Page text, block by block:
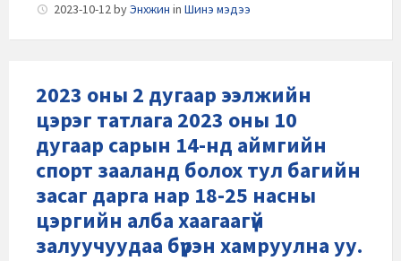
2023-10-12byЭнхжин in Шинэ мэдээ
2023 оны 2 дугаар ээлжийн
цэрэг татлага 2023 оны 10
дугаар сарын 14-нд аймгийн
спорт зааланд болох тул багийн
засаг дарга нар 18-25 насны
цэргийн алба хаагаагүй
залуучуудаа бүрэн хамруулна уу.